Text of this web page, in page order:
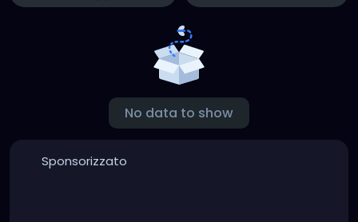
No data to show
Sponsorizzato